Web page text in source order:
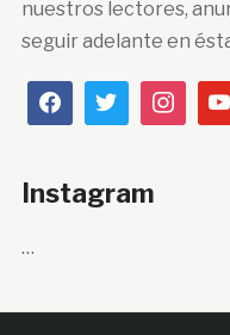
nuestros lectores,
seguir adelante en
Instagram
…